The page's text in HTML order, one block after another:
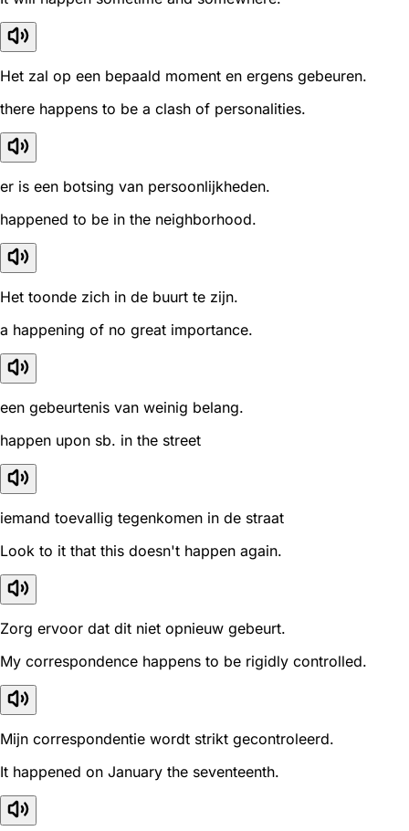
Het zal op een bepaald moment en ergens gebeuren.
there happens to be a clash of personalities.
er is een botsing van persoonlijkheden.
happened to be in the neighborhood.
Het toonde zich in de buurt te zijn.
a happening of no great importance.
een gebeurtenis van weinig belang.
happen upon sb. in the street
iemand toevallig tegenkomen in de straat
Look to it that this doesn't happen again.
Zorg ervoor dat dit niet opnieuw gebeurt.
My correspondence happens to be rigidly controlled.
Mijn correspondentie wordt strikt gecontroleerd.
It happened on January the seventeenth.